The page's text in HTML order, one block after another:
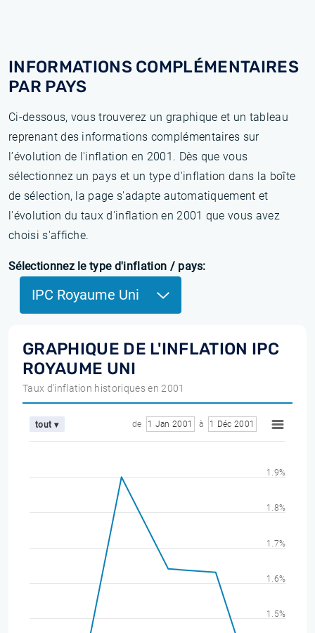
INFORMATIONS COMPLÉMENTAIRES
PAR PAYS
Ci-dessous, vous trouverez un graphique et un tableau
reprenant des informations complémentaires sur
l’évolution de l'inflation en 2001. Dès que vous
sélectionnez un pays et un type d'inflation dans la boîte
de sélection, la page s'adapte automatiquement et
l'évolution du taux d'inflation en 2001 que vous avez
choisi s'affiche.
Sélectionnez le type d'inflation / pays:
IPC Royaume Uni
GRAPHIQUE DE L'INFLATION IPC
ROYAUME UNI
Taux d'inflation historiques en 2001
tout ▾ de 1 Jan 2001 à 1 Déc 2001
1.5%
1.6%
1.7%
1.8%
1.9%